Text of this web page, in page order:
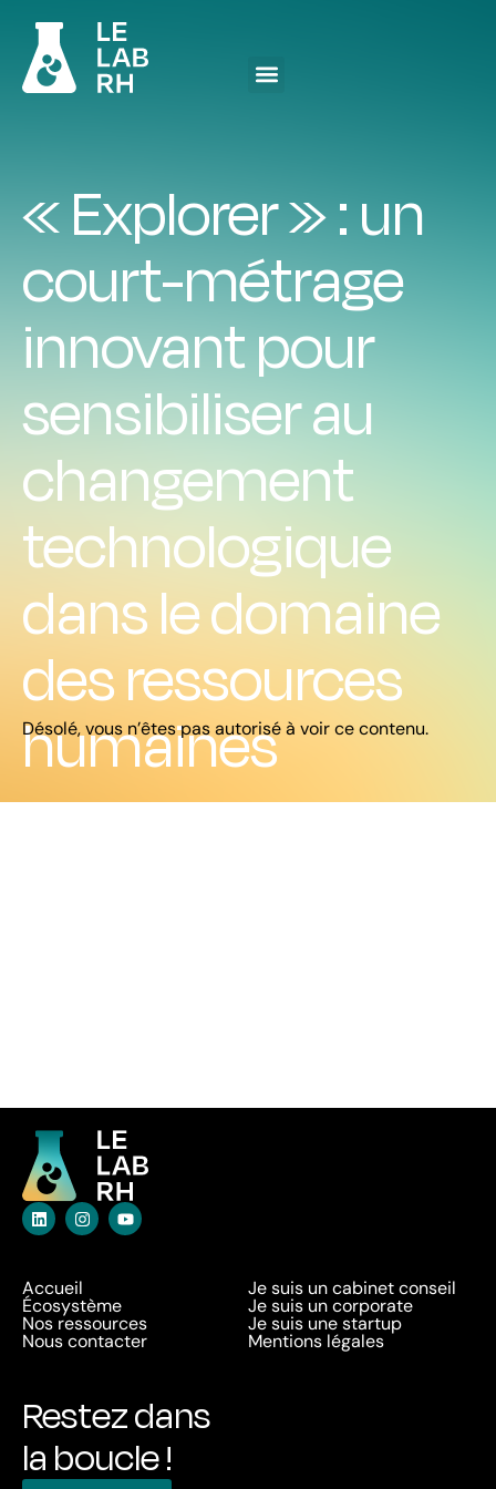
« Explorer » : un
court-métrage
innovant pour
sensibiliser au
changement
technologique
dans le domaine
des ressources
humaines
Désolé, vous n’êtes pas autorisé à voir ce contenu.
Accueil
Écosystème
Nos ressources
Nous contacter
Je suis un cabinet conseil
Je suis un corporate
Je suis une startup
Mentions légales
Restez dans
la boucle !